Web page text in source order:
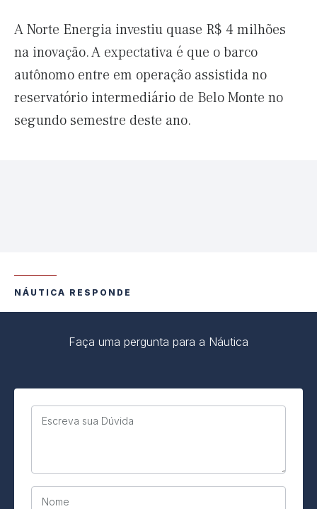
A Norte Energia investiu quase R$ 4 milhões
na inovação. A expectativa é que o barco
autônomo entre em operação assistida no
reservatório intermediário de Belo Monte no
segundo semestre deste ano.
NÁUTICA RESPONDE
Faça uma pergunta para a Náutica
Escreva sua Dúvida
Nome